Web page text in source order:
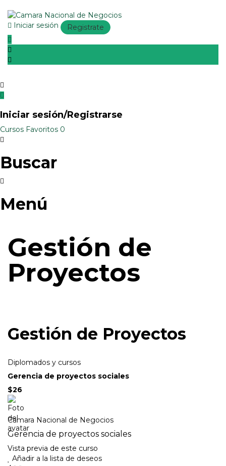
Iniciar sesión Registrate
Iniciar sesión/Registrarse
Cursos Favoritos 0
Buscar
Menú
Gestión de
Proyectos
Gestión de Proyectos
Diplomados y cursos
Gerencia de proyectos sociales
$26
Camara Nacional de Negocios
Gerencia de proyectos sociales
Vista previa de este curso
Añadir a la lista de deseos